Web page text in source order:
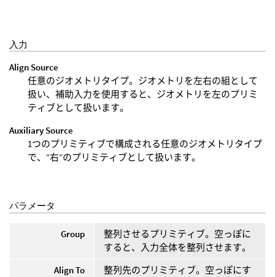
入力
Align Source
任意のジオメトリタイプ。ジオメトリを左右の組として
扱い、補助入力を使用すると、ジオメトリを左のプリミ
ティブとして扱います。
Auxiliary Source
1つのプリミティブで構成される任意のジオメトリタイプ
で、“右”のプリミティブとして扱います。
パラメータ
Group
整列させるプリミティブ。空っぽに
すると、入力全体を整列させます。
Align To
整列先のプリミティブ。空っぽにす